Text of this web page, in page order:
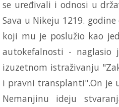
se uređivali i odnosi u
Sava u Nikeju 1219.
koji mu je poslužio kao
autokefalnosti - naglasio
izuzetnom istraživanju
i pravni transplanti".On je
Nemanjinu ideju